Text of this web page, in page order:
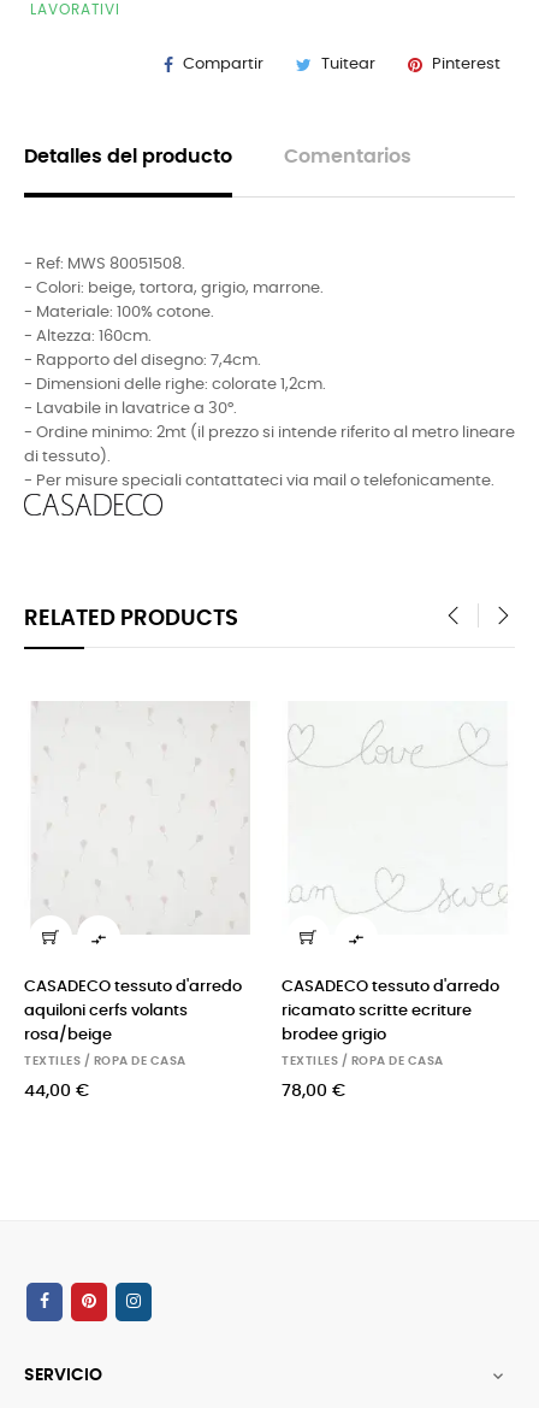
LAVORATIVI
Compartir Tuitear Pinterest
Detalles del producto Comentarios
- Ref: MWS 80051508.
- Colori: beige, tortora, grigio, marrone.
- Materiale: 100% cotone.
- Altezza: 160cm.
- Rapporto del disegno: 7,4cm.
- Dimensioni delle righe: colorate 1,2cm.
- Lavabile in lavatrice a 30°.
- Ordine minimo: 2mt (il prezzo si intende riferito al metro lineare
di tessuto).
- Per misure speciali contattateci via mail o telefonicamente.
RELATED PRODUCTS

tessuto d'arredo
cerfs volants
beige
/ ROPA DE CASA
€

CASADECO tessuto d'arredo
ricamato scritte ecriture
brodee grigio
TEXTILES / ROPA DE CASA
78,00 €
SERVICIO 